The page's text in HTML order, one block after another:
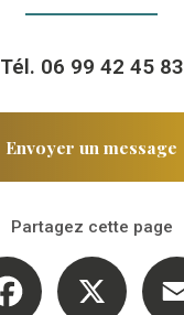
Tél. 06 99 42 45 83
Envoyer un message
Partagez cette page
Facebook